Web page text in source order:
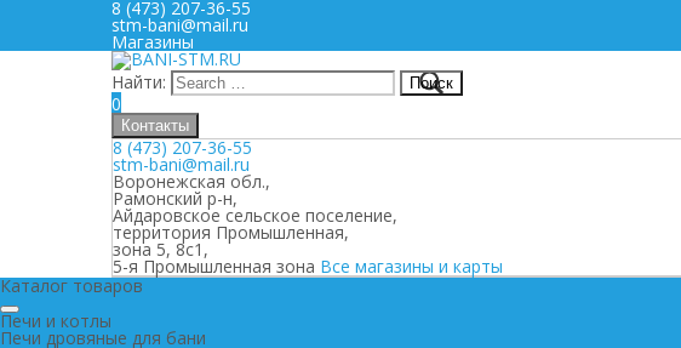
8 (473) 207-36-55
stm-bani@mail.ru
Магазины
Найти:
0
Контакты
8 (473) 207-36-55
stm-bani@mail.ru
Воронежская обл.,
Рамонский р-н,
Айдаровское сельское поселение,
территория Промышленная,
зона 5, 8с1,
5-я Промышленная зона Все магазины и карты
Каталог товаров
Печи и котлы
Печи дровяные для бани